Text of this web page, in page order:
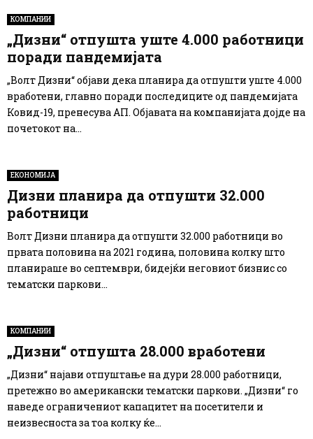
КОМПАНИИ
„Дизни“ отпушта уште 4.000 работници
поради пандемијата
„Волт Дизни“ објави дека планира да отпушти уште 4.000
вработени, главно поради последиците од пандемијата
Ковид-19, пренесува АП. Објавата на компанијата дојде на
почетокот на...
ЕКОНОМИЈА
Дизни планира да отпушти 32.000
работници
Волт Дизни планира да отпушти 32.000 работници во
првата половина на 2021 година, половина колку што
планираше во септември, бидејќи неговиот бизнис со
тематски паркови...
КОМПАНИИ
„Дизни“ отпушта 28.000 вработени
„Дизни“ најави отпуштање на дури 28.000 работници,
претежно во американски тематски паркови. „Дизни“ го
наведе ограничениот капацитет на посетители и
неизвесноста за тоа колку ќе...